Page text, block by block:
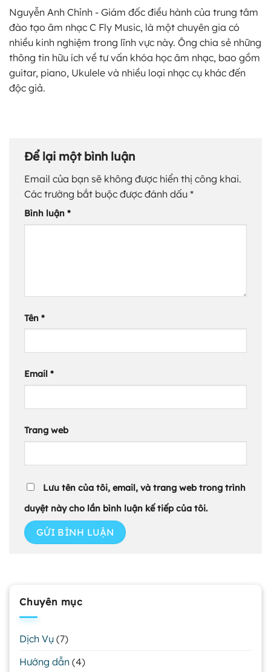
Nguyễn Anh Chỉnh - Giám đốc điều hành của trung tâm
đào tạo âm nhạc C Fly Music, là một chuyên gia có
nhiều kinh nghiệm trong lĩnh vực này. Ông chia sẻ những
thông tin hữu ích về tư vấn khóa học âm nhạc, bao gồm
guitar, piano, Ukulele và nhiều loại nhạc cụ khác đến
độc giả.
Để lại một bình luận
Email của bạn sẽ không được hiển thị công khai.
Các trường bắt buộc được đánh dấu *
Bình luận *
Tên *
Email *
Trang web
Lưu tên của tôi, email, và trang web trong trình
duyệt này cho lần bình luận kế tiếp của tôi.
Chuyên mục
Dịch Vụ (7)
Hướng dẫn (4)